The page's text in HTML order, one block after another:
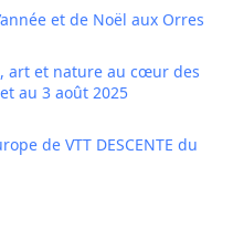
et de Noël aux Orres
art et nature au cœur des
au 3 août 2025
de VTT DESCENTE du